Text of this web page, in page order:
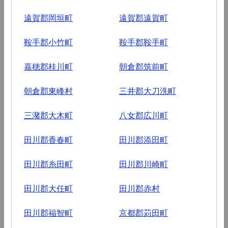
遠賀郡岡垣町 遠賀郡遠賀町
鞍手郡小竹町 鞍手郡鞍手町
嘉穂郡桂川町 朝倉郡筑前町
朝倉郡東峰村 三井郡大刀洗町
三潴郡大木町 八女郡広川町
田川郡香春町 田川郡添田町
田川郡糸田町 田川郡川崎町
田川郡大任町 田川郡赤村
田川郡福智町 京都郡苅田町